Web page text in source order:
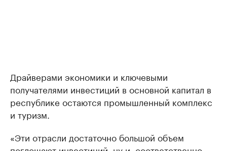
Драйверами экономики и ключевыми
получателями инвестиций в основной капитал в
республике остаются промышленный комплекс
и туризм.
«Эти отрасли достаточно большой объем